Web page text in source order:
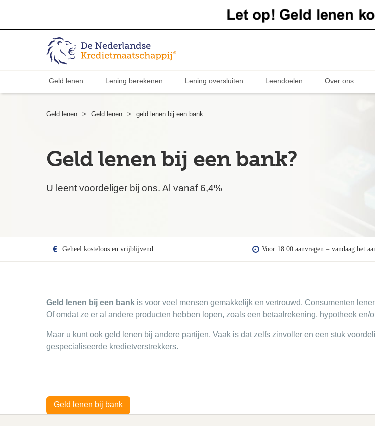
Geld lenen Lening berekenen Lening oversluiten Leendoelen Over ons
Geld lenen > Geld lenen > geld lenen bij een bank
Geld lenen bij een bank?
U leent voordeliger bij ons. Al vanaf 6,4%
Geheel kosteloos en vrijblijvend Voor 18:00 aanvragen = vandaag het
Geld lenen bij een bank is voor veel mensen gemakkelijk en vertrouwd. Consumenten
Of omdat ze er al andere producten hebben lopen, zoals een betaalrekening, hypotheek
Maar u kunt ook geld lenen bij andere partijen. Vaak is dat zelfs zinvoller en een stuk
gespecialiseerde kredietverstrekkers.
Geld lenen bij bank